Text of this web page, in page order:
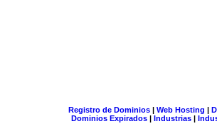
Registro de Dominios| Web Hosting |
Dominios Expirados | Industrias |